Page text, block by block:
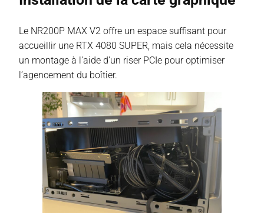
Le NR200P MAX V2 offre un espace suffisant pour
accueillir une RTX 4080 SUPER, mais cela nécessite
un montage à l’aide d’un riser PCIe pour optimiser
l’agencement du boîtier.